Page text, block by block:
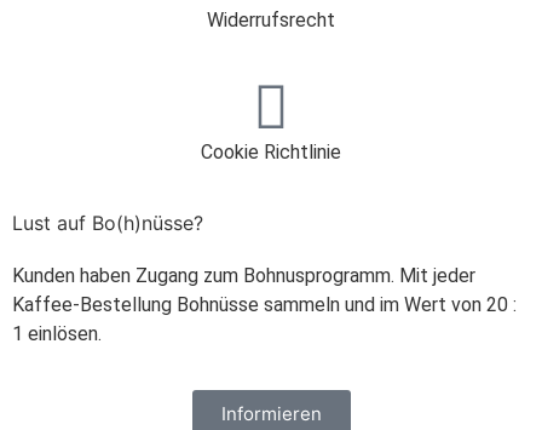
Widerrufsrecht
Cookie Richtlinie
Lust auf Bo(h)nüsse?
Kunden haben Zugang zum Bohnusprogramm. Mit jeder
Kaffee-Bestellung Bohnüsse sammeln und im Wert von 20 :
1 einlösen.
Informieren